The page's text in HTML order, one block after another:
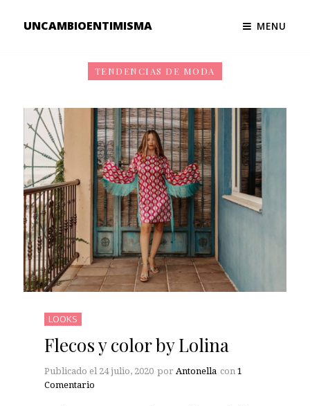
UNCAMBIOENTIMISMA MENU
TENDENCIAS DE MODA
LOOKS
Flecos y color by Lolina
Publicado el 24 julio, 2020 por Antonella con 1
Comentario